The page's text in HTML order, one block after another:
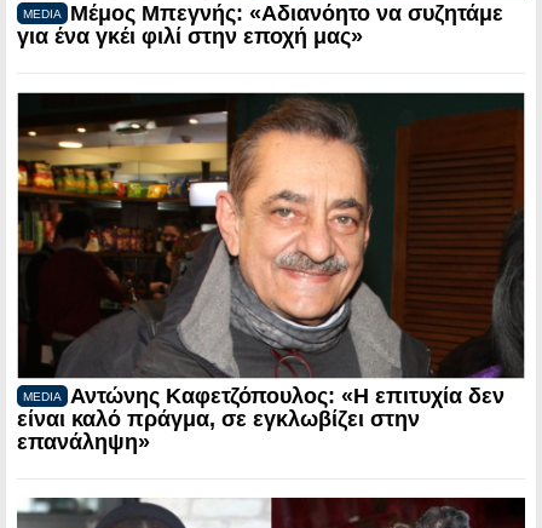
MEDIA
Μέμος Μπεγνής: «Αδιανόητο να συζητάμε
για ένα γκέι φιλί στην εποχή μας»
MEDIA
Αντώνης Καφετζόπουλος: «Η επιτυχία δεν
είναι καλό πράγμα, σε εγκλωβίζει στην
επανάληψη»